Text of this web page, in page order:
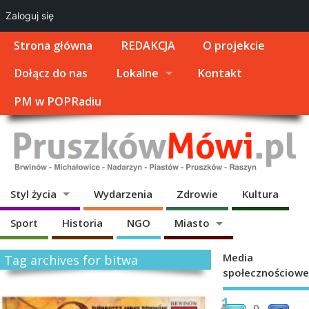
Strona główna REDAKCJA
O projekcie
Dołącz do nas
Lokalne
Kontakt
PM w POPRadiu
Styl życia Wydarzenia Zdrowie Kultura
Sport Historia NGO Miasto
Tag archives for bitwa
1
Media
społecznościowe
Zaloguj się